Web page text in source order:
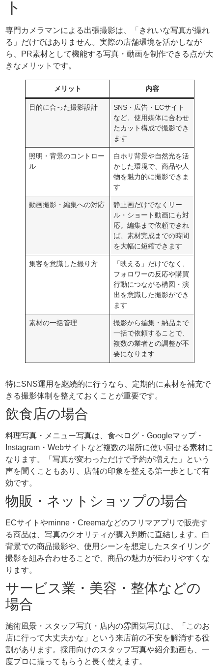
ト
専門カメラマンによる出張撮影は、「きれいな写真が撮れ
る」だけではありません。実際の店舗環境を活かしなが
ら、PR素材として機能する写真・動画を制作できる点が大
きなメリットです。
メリット 内容
目的に合った撮影設計
SNS・広告・ECサイト
など、使用媒体に合わせ
たカット構成で撮影でき
ます
照明・背景のコントロー
ル
白ホリ背景や自然光を活
かした環境で、商品や人
物を魅力的に撮影できま
す
動画撮影・編集への対応
静止画だけでなくリー
ル・ショート動画にも対
応。編集まで依頼できれ
ば、素材完成までの時間
を大幅に短縮できます
集客を意識した撮り方
「映える」だけでなく、
フォロワーの反応や購買
行動につながる構図・演
出を意識した撮影ができ
ます
素材の一括管理
撮影から編集・納品まで
一括で依頼することで、
複数の業者との調整が不
要になります
特にSNS運用を継続的に行うなら、定期的に素材を補充で
きる撮影体制を整えておくことが重要です。
飲食店の場合
料理写真・メニュー写真は、食べログ・Googleマップ・
Instagram・Webサイトなど複数の場所に使い回せる素材に
なります。「写真が変わっただけで予約が増えた」という
声を聞くこともあり、店舗の印象を整える第一歩として有
効です。
物販・ネットショップの場合
ECサイトやminne・Creemaなどのフリマアプリで販売す
る商品は、写真のクオリティが購入判断に直結します。白
背景での商品撮影や、使用シーンを想定したスタイリング
撮影を組み合わせることで、商品の魅力が伝わりやすくな
ります。
サービス業・美容・整体などの
場合
施術風景・スタッフ写真・店内の雰囲気写真は、「このお
店に行って大丈夫かな」という来店前の不安を解消する役
割があります。採用向けのスタッフ写真や紹介動画も、一
度プロに撮ってもらうと長く使えます。